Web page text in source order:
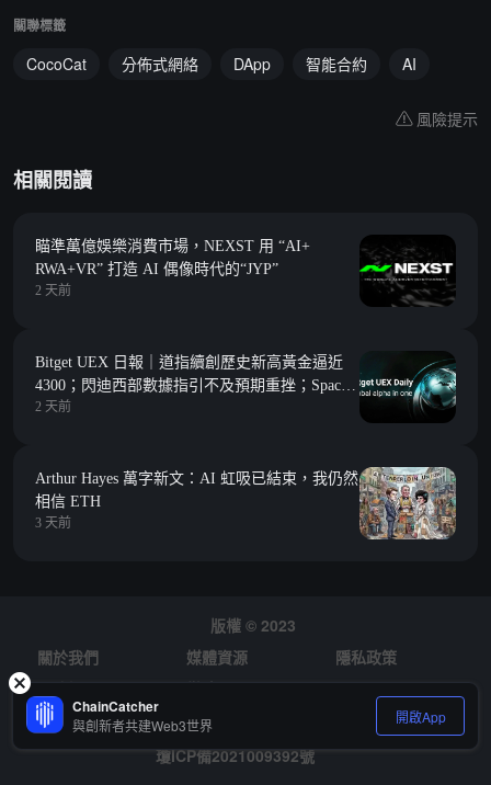
關聯標籤
CocoCat 分佈式網絡 DApp 智能合約 AI
風險提示
相關閱讀
瞄準萬億娛樂消費市場，NEXST 用 “AI+
RWA+VR” 打造 AI 偶像時代的“JYP”
2 天前
Bitget UEX 日報｜道指續創歷史新高黃金逼近
4300；閃迪西部數據指引不及預期重挫；SpaceX
迎首次大解禁 (2026年08月06日)
2 天前
Arthur Hayes 萬字新文：AI 虹吸已結束，我仍然
相信 ETH
3 天前
版權 © 2023
關於我們
媒體資源
隱私政策
風險提示
徵才
瓊ICP備2021009392號
ChainCatcher
與創新者共建Web3世界 開啟App